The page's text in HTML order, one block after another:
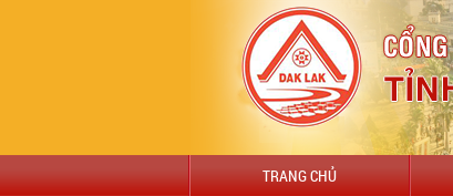
TRANG CHỦ